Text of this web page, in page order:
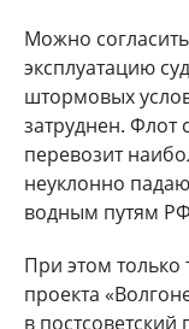
Можно
эксплуатацию
штормовых
затруднен. Флот
перевозит
неуклонно
водным путям
При этом только
проекта
в постсоветский